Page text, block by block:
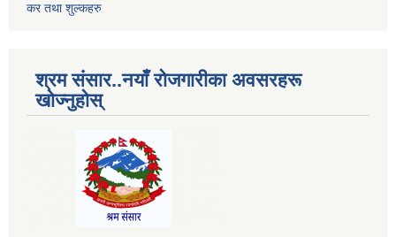
कर तथा शुल्कहरु
श्रम संसार..नयाँ रोजगारीका अवसरहरू
खोज्नुहोस्